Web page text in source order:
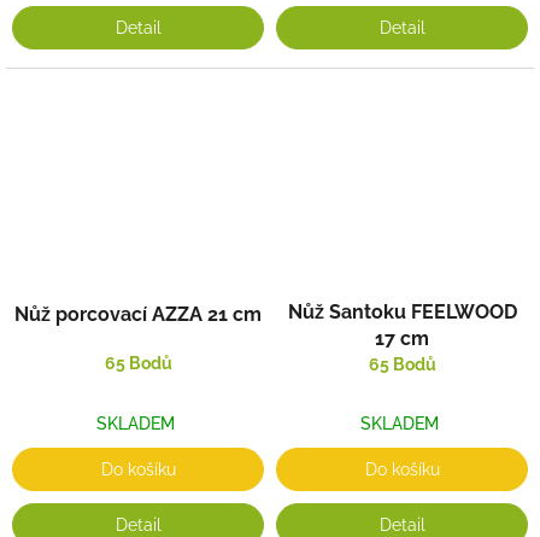
Detail Detail
Nůž porcovací AZZA 21 cm
65 Bodů
SKLADEM
Do košíku
Detail
Nůž Santoku FEELWOOD
17 cm
65 Bodů
SKLADEM
Do košíku
Detail